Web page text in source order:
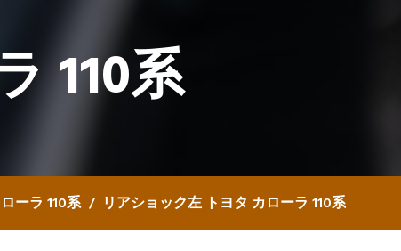
110系
ーラ 110系 リアショック左 トヨタ カローラ 110系